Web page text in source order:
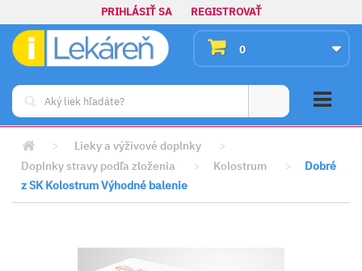
PRIHLÁSIŤ SA REGISTROVAŤ
0
> Lieky a výživové doplnky
>
Doplnky stravy podľa zloženia
> Kolostrum >
Dobré
z SK Kolostrum Výhodné balenie